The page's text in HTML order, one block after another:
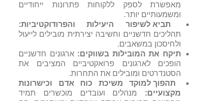
מאפשרת לספק ללקוחות פתרונות ייחודיים
ומשמעותיים יותר.
תביא לשיפור היעילות והפרודוקטיביות:
תהליכים חדשניים וחשיבה יצירתית מובילים לייעול
ולחיסכון במשאבים.
תיקח את המובילות בשווקים: ארגונים חדשניים
הופכים לארגונים פרואקטיביים המציבים את
הסטנדרטים ומובילים את התחרות.
תהפוך למוקד משיכת כוח אדם וכישרונות
מקצועיים: מנהלים ועובדים מוכשרים תמיד